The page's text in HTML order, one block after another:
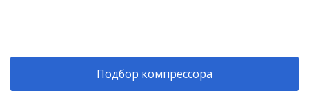
Подбор компрессора